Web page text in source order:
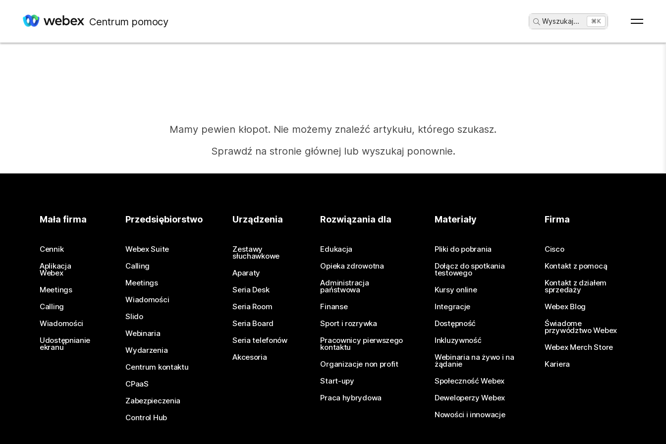
Centrum pomocy Wyszukaj... ⌘K
Mamy pewien kłopot. Nie możemy znaleźć artykułu, którego szukasz.
Sprawdź na stronie głównej lub wyszukaj ponownie.
Potrzebujesz odpowiedzi?
Prześlij pytanie
Mała firma
Cennik
Aplikacja
Webex
Meetings
Calling
Wiadomości
Udostępnianie
ekranu
Przedsiębiorstwo
Webex Suite
Calling
Meetings
Wiadomości
Slido
Webinaria
Wydarzenia
Centrum kontaktu
CPaaS
Zabezpieczenia
Control Hub
Urządzenia
Zestawy
słuchawkowe
Aparaty
Seria Desk
Seria Room
Seria Board
Seria telefonów
Akcesoria
Rozwiązania dla
Edukacja
Opieka zdrowotna
Administracja
państwowa
Finanse
Sport i rozrywka
Pracownicy pierwszego
kontaktu
Organizacje non profit
Start-upy
Praca hybrydowa
Materiały
Pliki do pobrania
Dołącz do spotkania
testowego
Kursy online
Integracje
Dostępność
Inkluzywność
Webinaria na żywo i na
żądanie
Społeczność Webex
Deweloperzy Webex
Nowości i innowacje
Firma
Cisco
Kontakt z pomocą
Kontakt z działem
sprzedaży
Webex Blog
Świadome
przywództwo Webex
Webex Merch Store
Kariera